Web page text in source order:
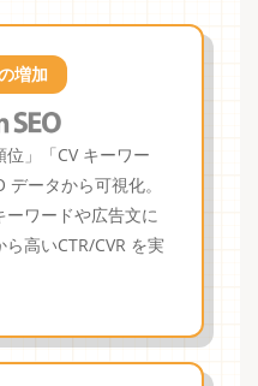
増加
位」「CV キーワー
データから可視化。
ーワードや広告文に
高いCTR/CVR を実